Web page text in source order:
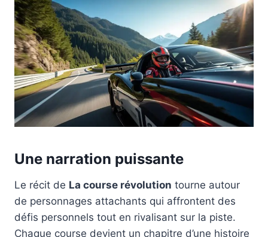
Une narration puissante
Le récit de La course révolution tourne autour
de personnages attachants qui affrontent des
défis personnels tout en rivalisant sur la piste.
Chaque course devient un chapitre d’une histoire